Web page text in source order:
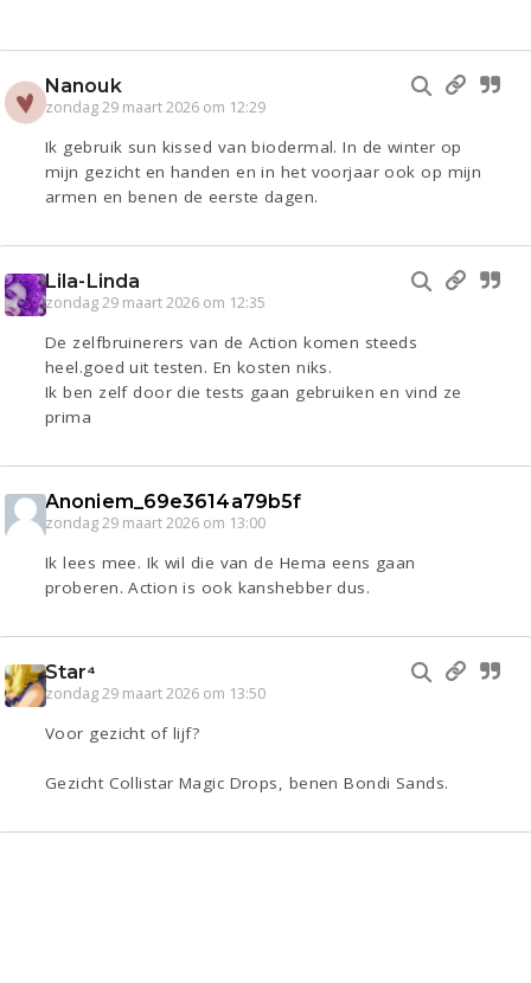
Nanouk
zondag 29 maart 2026 om 12:29
Ik gebruik sun kissed van biodermal. In de winter op
mijn gezicht en handen en in het voorjaar ook op mijn
armen en benen de eerste dagen.
Lila-Linda
zondag 29 maart 2026 om 12:35
De zelfbruinerers van de Action komen steeds
heel.goed uit testen. En kosten niks.
Ik ben zelf door die tests gaan gebruiken en vind ze
prima
Anoniem_69e3614a79b5f
zondag 29 maart 2026 om 13:00
Ik lees mee. Ik wil die van de Hema eens gaan
proberen. Action is ook kanshebber dus.
Star⁴
zondag 29 maart 2026 om 13:50
Voor gezicht of lijf?
Gezicht Collistar Magic Drops, benen Bondi Sands.